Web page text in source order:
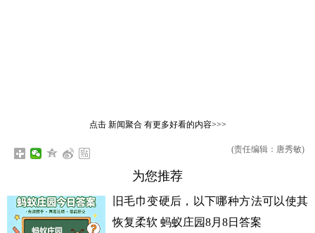
点击 新闻聚合有更多好看的内容>>>
(责任编辑：唐秀敏)
为您推荐
旧毛巾变硬后，以下哪种方法可以使其
恢复柔软 蚂蚁庄园8月8日答案